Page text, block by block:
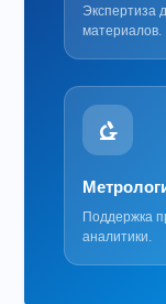
Экспертиза
материалов.
Поддержка
аналитики.